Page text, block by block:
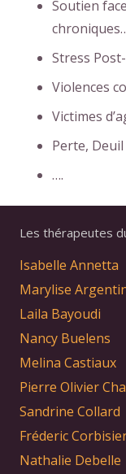
Soutien
Stress
Violences
Victimes
Perte, Deuil
….
Les thérapeutes
Isabelle Annetta
Marylise
Laila Bayoudi
Nancy Buelens
Melina Castiaux
Pierre Olivier
Sandrine Collard
Fréderic
Nathalie Debelle